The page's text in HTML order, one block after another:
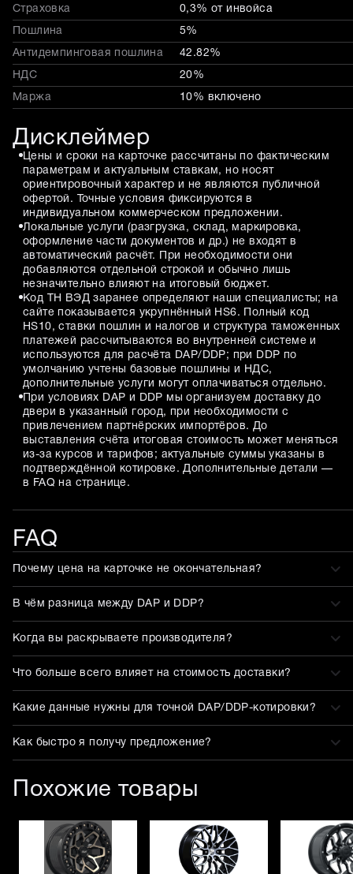
Страховка 0,3% от инвойса
Пошлина 5%
Антидемпинговая пошлина 42.82%
НДС 20%
Маржа 10% включено
Дисклеймер
Цены и сроки на карточке рассчитаны по фактическим
параметрам и актуальным ставкам, но носят
ориентировочный характер и не являются публичной
офертой. Точные условия фиксируются в
индивидуальном коммерческом предложении.
Локальные услуги (разгрузка, склад, маркировка,
оформление части документов и др.) не входят в
автоматический расчёт. При необходимости они
добавляются отдельной строкой и обычно лишь
незначительно влияют на итоговый бюджет.
Код ТН ВЭД заранее определяют наши специалисты; на
сайте показывается укрупнённый HS6. Полный код
HS10, ставки пошлин и налогов и структура таможенных
платежей рассчитываются во внутренней системе и
используются для расчёта DAP/DDP; при DDP по
умолчанию учтены базовые пошлины и НДС,
дополнительные услуги могут оплачиваться отдельно.
При условиях DAP и DDP мы организуем доставку до
двери в указанный город, при необходимости с
привлечением партнёрских импортёров. До
выставления счёта итоговая стоимость может меняться
из-за курсов и тарифов; актуальные суммы указаны в
подтверждённой котировке. Дополнительные детали —
в FAQ на странице.
FAQ
Почему цена на карточке не окончательная?
В чём разница между DAP и DDP?
Когда вы раскрываете производителя?
Что больше всего влияет на стоимость доставки?
Какие данные нужны для точной DAP/DDP-котировки?
Как быстро я получу предложение?
Похожие товары